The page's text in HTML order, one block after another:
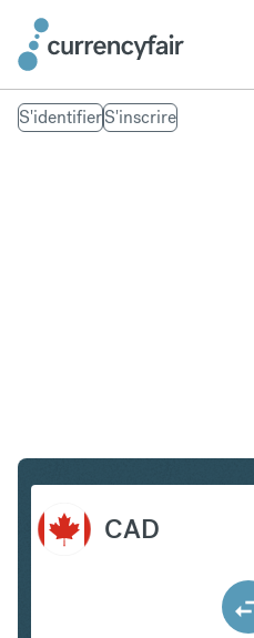
S'identifierS'inscrire
CAD